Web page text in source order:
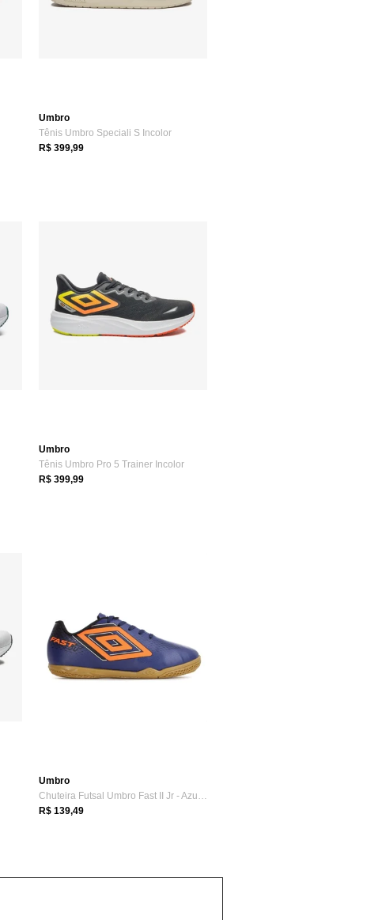
Umbro
Tênis Umbro Speciali S Incolor
R$ 399,99
Umbro
Tênis Umbro Pro 5 Trainer Incolor
R$ 399,99
Umbro
Chuteira Futsal Umbro Fast II Jr - Azul ...
R$ 139,49